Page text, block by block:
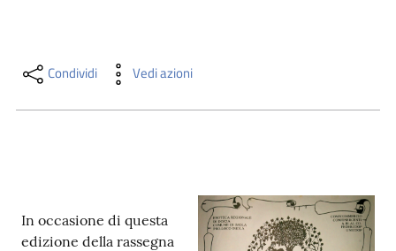
online
Casa
Piani
Condividi Vedi azioni
In occasione di questa
edizione della rassegna